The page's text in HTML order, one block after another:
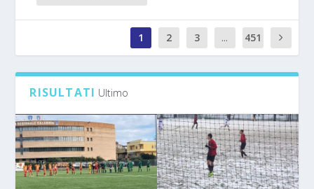
1 2 3 ...
451
0
RISULTATI Ultimo